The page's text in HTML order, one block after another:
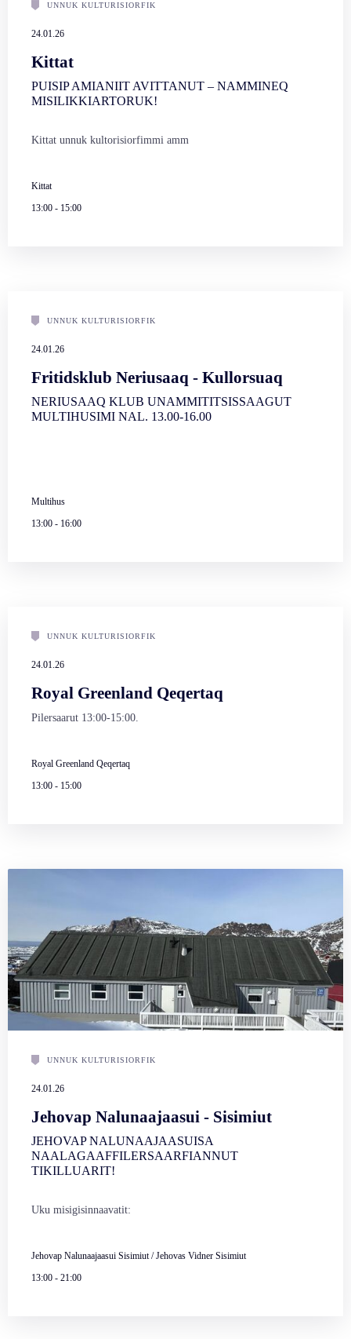
UNNUK KULTURISIORFIK
24.01.26
Kittat
PUISIP AMIANIIT AVITTANUT – NAMMINEQ
MISILIKKIARTORUK!
Kittat unnuk kultorisiorfimmi amm
Kittat
13:00 - 15:00
UNNUK KULTURISIORFIK
24.01.26
Fritidsklub Neriusaaq - Kullorsuaq
NERIUSAAQ KLUB UNAMMITITSISSAAGUT
MULTIHUSIMI NAL. 13.00-16.00
Multihus
13:00 - 16:00
UNNUK KULTURISIORFIK
24.01.26
Royal Greenland Qeqertaq
Pilersaarut 13:00-15:00.
Royal Greenland Qeqertaq
13:00 - 15:00
UNNUK KULTURISIORFIK
24.01.26
Jehovap Nalunaajaasui - Sisimiut
JEHOVAP NALUNAAJAASUISA
NAALAGAAFFILERSAARFIANNUT
TIKILLUARIT!
Uku misigisinnaavatit:
Jehovap Nalunaajaasui Sisimiut / Jehovas Vidner Sisimiut
13:00 - 21:00